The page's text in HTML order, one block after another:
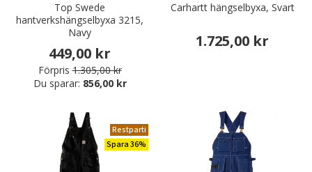
Top Swede
hantverkshängselbyxa 3215,
Navy
449,00 kr
Förpris 1.305,00 kr
Du sparar: 856,00 kr
Carhartt hängselbyxa, Svart
1.725,00 kr
Restparti
Spara 36%